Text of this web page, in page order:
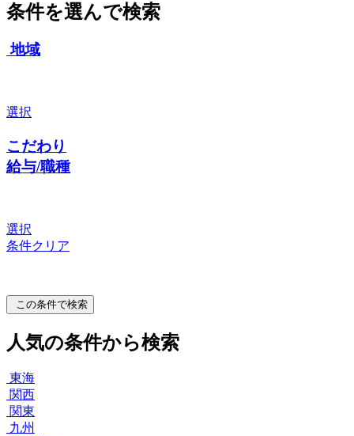
条件を選んで検索
地域
選択
こだわり
給与/職種
選択
条件クリア
この条件で検索
人気の条件から検索
東海
関西
関東
九州